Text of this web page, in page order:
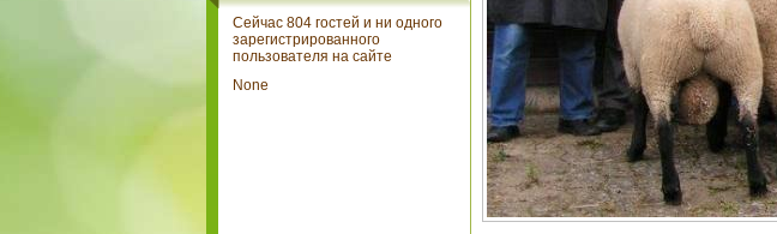
Сейчас 804 гостей и ни одного
зарегистрированного
пользователя на сайте
None